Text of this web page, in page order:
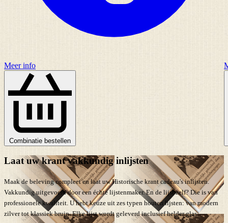
Meer info
Combinatie bestellen
Laat uw krant vakkundig inlijsten
Maak de beleving compleet en laat uw Historische krant cadeau's inlijsten.
Vakkundig uitgevoerd door een échte lijstenmaker. En de lijst zelf? Die is van
professionele kwaliteit. U hebt keuze uit zes typen houten lijsten: van modern
zilver tot klassiek bruin. Elke lijst wordt geleverd inclusief helder glas.